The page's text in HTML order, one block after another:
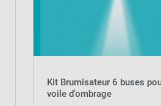
Kit Brumisateur 6 buses
voile d'ombrage